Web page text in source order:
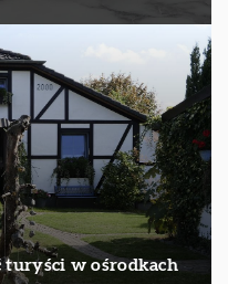
turyści w ośrodkach